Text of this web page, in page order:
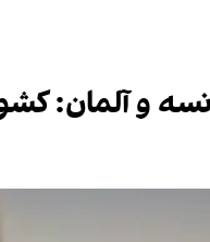
و آلمان: